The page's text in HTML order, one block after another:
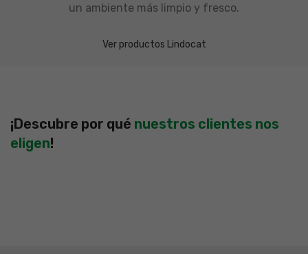
un ambiente más limpio y fresco.
Ver productos Lindocat
¡Descubre por qué nuestros clientes nos
eligen!